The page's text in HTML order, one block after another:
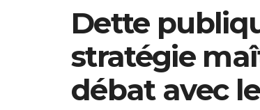
Dette
stratégie
débat avec